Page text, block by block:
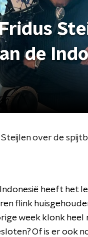
Steijlen over de
Indonesië heeft het
flink
week klonk heel
Of is er ook